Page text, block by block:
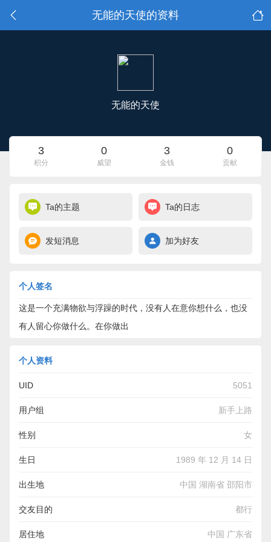
无能的天使的资料
无能的天使
3
积分
0
威望
3
金钱
0
贡献
Ta的主题 Ta的日志
发短消息 加为好友
个人签名
这是一个充满物欲与浮躁的时代，没有人在意你想什么，也没
有人留心你做什么。在你做出
个人资料
UID 5051
用户组 新手上路
性别 女
生日 1989 年 12 月 14 日
出生地 中国 湖南省 邵阳市
交友目的 都行
居住地 中国 广东省